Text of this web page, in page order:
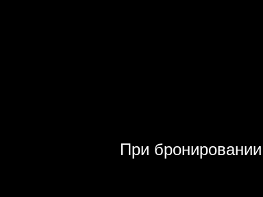
При